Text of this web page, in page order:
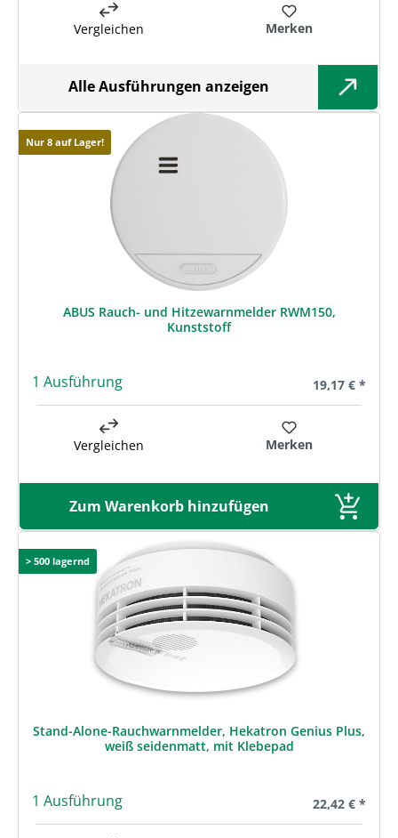
Vergleichen Merken
Alle Ausführungen anzeigen
Nur 8 auf Lager!
ABUS Rauch- und Hitzewarnmelder RWM150,
Kunststoff
1 Ausführung Regulärer
19,17 € *
Vergleichen Merken
Zum Warenkorb hinzufügen
> 500 lagernd
Stand-Alone-Rauchwarnmelder, Hekatron Genius Plus,
weiß seidenmatt, mit Klebepad
1 Ausführung Regulärer
22,42 € *